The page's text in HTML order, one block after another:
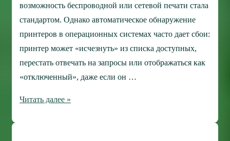
возможность беспроводной или сетевой печати стала
стандартом. Однако автоматическое обнаружение
принтеров в операционных системах часто дает сбои:
принтер может «исчезнуть» из списка доступных,
перестать отвечать на запросы или отображаться как
«отключенный», даже если он …
Как
Читать далее »